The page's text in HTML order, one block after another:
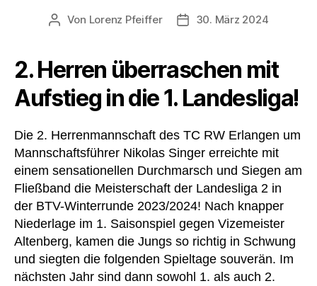
Beitragsautor
Von Lorenz Pfeiffer Veröffentlichungsdatum
30. März 2024
2. Herren überraschen mit
Aufstieg in die 1. Landesliga!
Die 2. Herrenmannschaft des TC RW Erlangen um
Mannschaftsführer Nikolas Singer erreichte mit
einem sensationellen Durchmarsch und Siegen am
Fließband die Meisterschaft der Landesliga 2 in
der BTV-Winterrunde 2023/2024! Nach knapper
Niederlage im 1. Saisonspiel gegen Vizemeister
Altenberg, kamen die Jungs so richtig in Schwung
und siegten die folgenden Spieltage souverän. Im
nächsten Jahr sind dann sowohl 1. als auch 2.